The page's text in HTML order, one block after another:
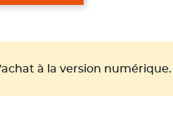
à la version numérique.